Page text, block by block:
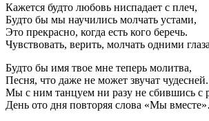
Кажется будто любовь ниспадает с плеч,
Будто бы мы научились молчать устами,
Это прекрасно, когда есть кого беречь.
Чувствовать, верить, молчать одними
Будто бы имя твое мне теперь молитва,
Песня, что даже не может звучат чудесней.
Мы с ним танцуем ни разу не сбившись с
День ото дня повторяя слова «Мы